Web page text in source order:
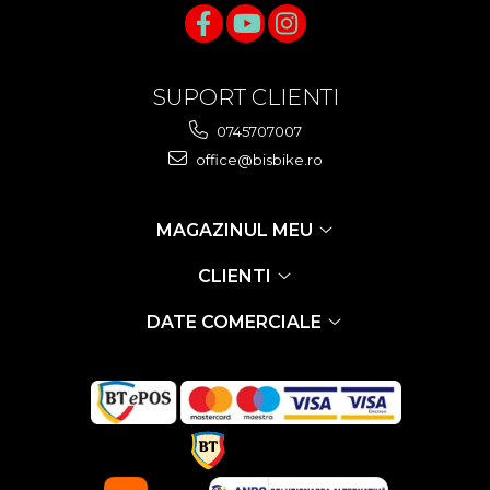
SUPORT CLIENTI
0745707007
office@bisbike.ro
MAGAZINUL MEU
CLIENTI
DATE COMERCIALE